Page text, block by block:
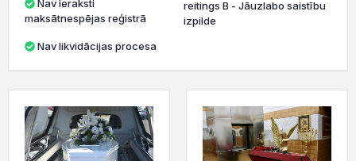
maksātnespējas reģistrā
Nav likvidācijas procesa
reitings B - Jāuzlabo saistību
izpilde